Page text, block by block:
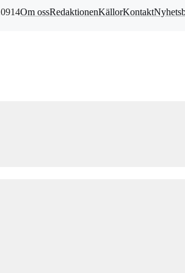
Om ossRedaktionenKällorKontakt